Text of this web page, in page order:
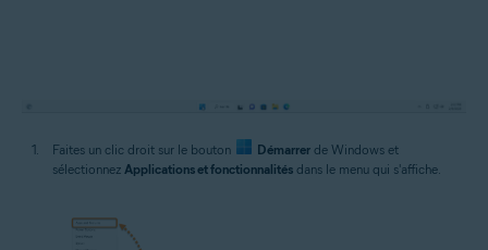
Faites un clic droit sur le bouton Démarrer de Windows et
sélectionnez Applications et fonctionnalités dans le menu qui s'affiche.